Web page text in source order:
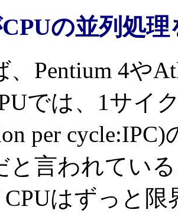
の並列処
Pentium 4や
では、1サイ
per
と言われてい
CPUはずっと